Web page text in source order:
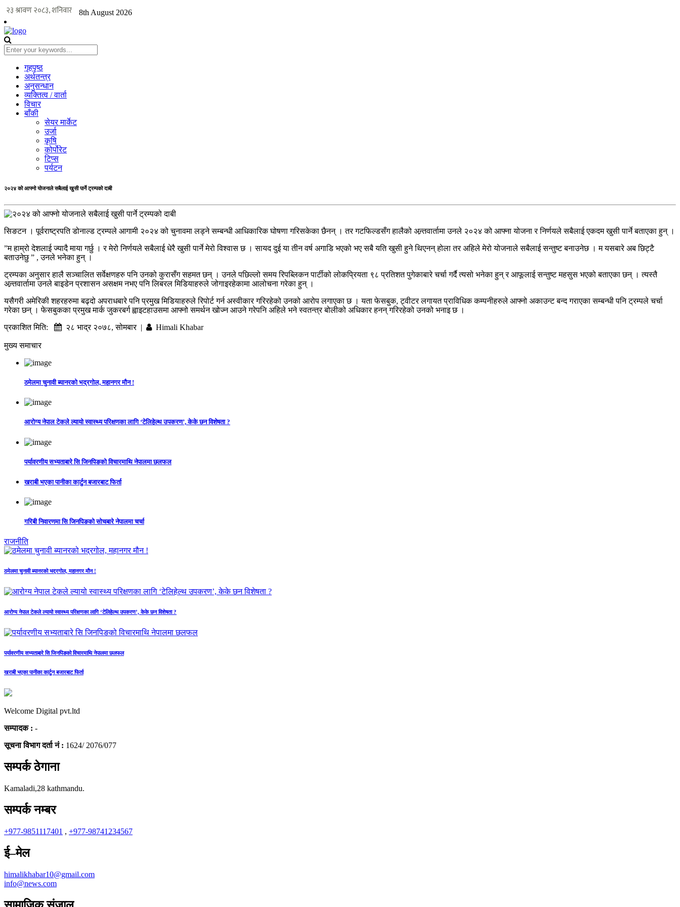
8th August 2026
गृहपृष्ठ
अर्थतन्त्र
अनुसन्धान
व्यक्तित्व / वार्ता
विचार
बाँकी
सेयर मार्केट
उर्जा
कृषि
कोर्पोरेट
टिप्स
पर्यटन
२०२४ को आफ्नो योजनाले सबैलाई खुसी पार्ने ट्रम्पको दाबी
सिङटन । पूर्वराष्ट्रपति डोनाल्ड ट्रम्पले आगामी २०२४ को चुनावमा लड्ने सम्बन्धी आधिकारिक घोषणा गरिसकेका छैनन् । तर गटफिल्डसँग हालैको अन्र्तवार्तामा उनले २०२४ को आफ्ना योजना र निर्णयले सबैलाई एकदम खुसी पार्ने बताएका हुन् ।
”म हाम्रो देशलाई ज्यादै माया गर्छु । र मेरो निर्णयले सबैलाई धेरै खुसी पार्ने मेरो विश्वास छ । सायद दुई या तीन वर्ष अगाडि भएको भए सबै यति खुसी हुने थिएनन् होला तर अहिले मेरो योजनाले सबैलाई सन्तुष्ट बनाउनेछ । म यसबारे अब छिट्टै
बताउनेछु ” , उनले भनेका हुन् ।
ट्रम्पका अनुसार हालै सञ्चालित सर्वेक्षणहरु पनि उनको कुरासँग सहमत छन् । उनले पछिल्लो समय रिपब्लिकन पार्टीको लोकप्रियता ९८ प्रतिशत पुगेकाबारे चर्चा गर्दै त्यसो भनेका हुन् र आफूलाई सन्तुष्ट महसुस भएको बताएका छन् । त्यस्तै
अन्र्तवार्तामा उनले बाइडेन प्रशासन असक्षम नभए पनि लिबरल मिडियाहरुले जोगाइरहेकामा आलोचना गरेका हुन् ।
यसैगरी अमेरिकी शहरहरुमा बढ्दो अपराधबारे पनि प्रमुख मिडियाहरुले रिपोर्ट गर्न अस्वीकार गरिरहेको उनको आरोप लगाएका छ । यता फेसबुक, ट्वीटर लगायत प्राविधिक कम्पनीहरुले आफ्नो अकाउन्ट बन्द गराएका सम्बन्धी पनि ट्रम्पले चर्चा
गरेका छन् । फेसबुकका प्रमुख मार्क जुकरबर्ग ह्वाइटहाउसमा आफ्नो समर्थन खोज्न आउने गरेपनि अहिले भने स्वतन्त्र बोलीको अधिकार हनन् गरिरहेको उनको भनाइ छ ।
प्रकाशित मिति:
२८ भाद्र २०७८, सोमबार | Himali Khabar
मुख्य समाचार
ठमेलमा चुनावी ब्यानरको भद्रगोल, महानगर मौन !
आरोग्य नेपाल टेकले ल्यायो स्वास्थ्य परिक्षणका लागि ‘टेलिहेल्थ उपकरण’, केके छन विशेषता ?
पर्यावरणीय सभ्यताबारे सि जिनपिङको विचारमाथि नेपालमा छलफल
खराबी भएका पानीका कार्टुन बजारबाट फिर्ता
गरिबी निवारणमा सि जिनपिङको सोचबारे नेपालमा चर्चा
राजनीति
ठमेलमा चुनावी ब्यानरको भद्रगोल, महानगर मौन !
आरोग्य नेपाल टेकले ल्यायो स्वास्थ्य परिक्षणका लागि ‘टेलिहेल्थ उपकरण’, केके छन विशेषता ?
पर्यावरणीय सभ्यताबारे सि जिनपिङको विचारमाथि नेपालमा छलफल
खराबी भएका पानीका कार्टुन बजारबाट फिर्ता
Welcome Digital pvt.ltd
सम्पादक : -
सूचना विभाग दर्ता नं : 1624/ 2076/077
सम्पर्क ठेगाना
Kamaladi,28 kathmandu.
सम्पर्क नम्बर
+977-9851117401 , +977-98741234567
ई–मेल
himalikhabar10@gmail.com
info@news.com